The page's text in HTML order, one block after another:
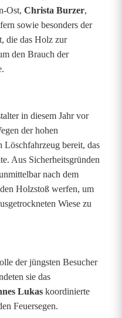
Ost, Christa Burzer,
sowie besonders der
die das Holz zur
den Brauch der
in diesem Jahr vor
der hohen
bereit, das
Aus Sicherheitsgründen
nach dem
Holzstoß werfen, um
Wiese zu
der jüngsten Besucher
sie das
Lukas koordinierte
Feuersegen.